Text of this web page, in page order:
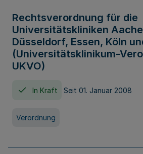
Rechtsverordnung für die
Universitätskliniken
Düsseldorf, Essen, Köln
(Universitätsklinikum-
UKVO)
In Kraft Seit 01. Januar 2008
Verordnung